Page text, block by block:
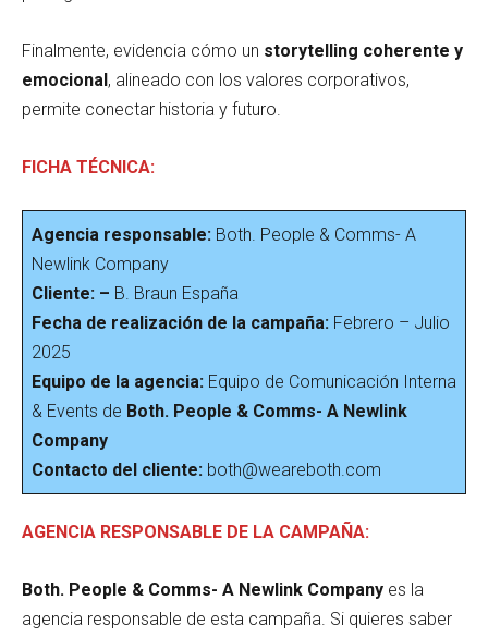
Finalmente, evidencia cómo un storytelling coherente y
emocional , alineado con los valores corporativos,
permite conectar historia y futuro.
FICHA TÉCNICA:
Agencia responsable: Both. People & Comms- A
Newlink Company
Cliente: – B. Braun España
Fecha de realización de la campaña: Febrero – Julio
2025
Equipo de la agencia: Equipo de Comunicación Interna
& Events de Both. People & Comms- A Newlink
Company
Contacto del cliente: both@weareboth.com
AGENCIA RESPONSABLE DE LA CAMPAÑA:
Both. People & Comms- A Newlink Company es la
agencia responsable de esta campaña. Si quieres saber